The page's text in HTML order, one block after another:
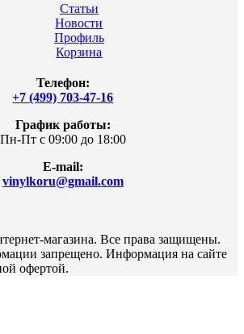
Статьи
Новости
Профиль
Корзина
Телефон:
+7 (499) 703-47-16
График работы:
Пн-Пт с 09:00 до 18:00
E-mail:
vinylkoru@gmail.com
магазина. Все права защищены.
запрещено. Информация на сайте
офертой.